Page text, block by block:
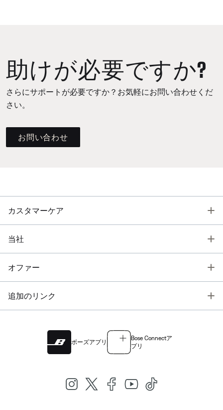
助けが必要ですか?
さらにサポートが必要ですか？お気軽にお問い合わせくだ
さい。
お問い合わせ
カスタマーケア
当社
オファー
追加のリンク
ボーズアプリ
Bose Connectア
プリ